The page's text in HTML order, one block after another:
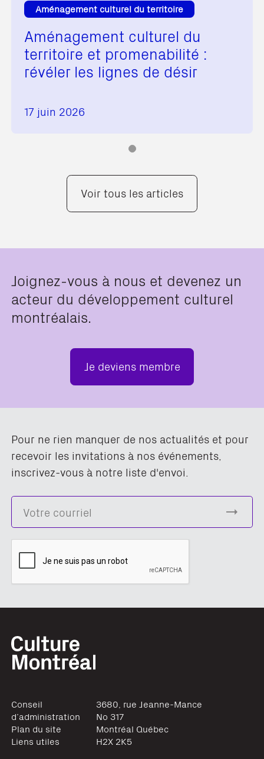
Aménagement culturel du territoire
Aménagement culturel du
territoire et promenabilité :
révéler les lignes de désir
17 juin 2026
Voir tous les articles
Joignez-vous à nous et devenez un
acteur du développement culturel
montréalais.
Je deviens membre
Pour ne rien manquer de nos actualités et pour
recevoir les invitations à nos événements,
inscrivez-vous à notre liste d'envoi.
Conseil
d’administration
Plan du site
Liens utiles
3680, rue Jeanne-Mance
No 317
Montréal Québec
H2X 2K5